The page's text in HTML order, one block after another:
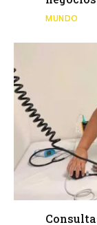
MUNDO